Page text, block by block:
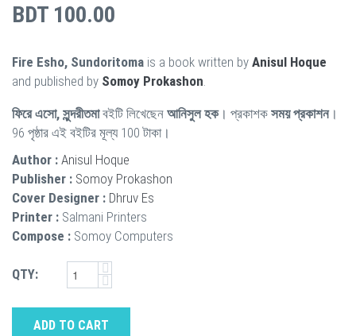
BDT 100.00
Fire Esho, Sundoritoma is a book written by Anisul Hoque
and published by Somoy Prokashon
ফিরে এসো, সুন্দরীতমাবইটি লিখেছেন আনিসুল হক। প্রকাশক সময় প্রকাশন।
96 পৃষ্ঠার এই বইটির মূল্য 100 টাকা।
Author : Anisul Hoque
Publisher : Somoy Prokashon
Cover Designer : Dhruv Es
Printer : Salmani Printers
Compose : Somoy Computers
QTY:
ADD TO CART